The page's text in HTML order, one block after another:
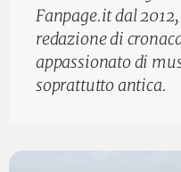
Fanpage.it dal
redazione di
appassionato di
soprattutto antica.